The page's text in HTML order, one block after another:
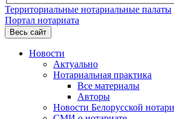
Территориальные нотариальные палаты
Портал нотариата
Весь сайт
Новости
Актуально
Нотариальная практика
Все материалы
Авторы
Новости Белорусской